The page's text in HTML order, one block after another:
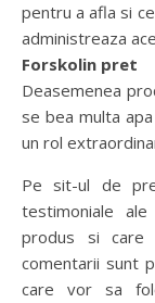
pentru a afla si
administreaza
Forskolin pret
Deasemenea
se bea multa
un rol
Pe sit-ul de
testimoniale
produs si care
comentarii sunt
care vor sa